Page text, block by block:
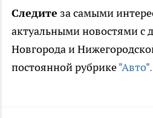
Следите за самыми
актуальными новостями с
Новгорода и
постоянной рубрике"Авто".